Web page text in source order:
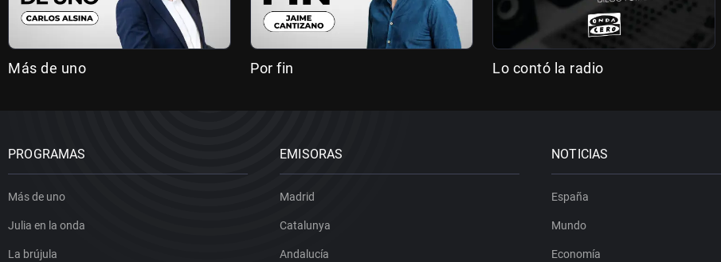
Más de uno Por fin Lo contó la radio
PROGRAMAS
Más de uno
Julia en la onda
La brújula
EMISORAS
Madrid
Catalunya
Andalucía
NOTICIAS
España
Mundo
Economía